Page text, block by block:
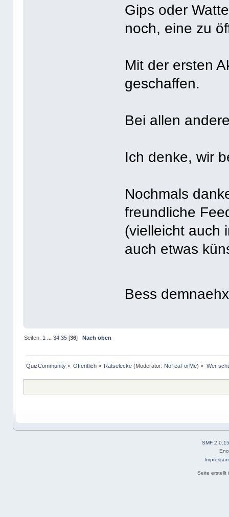
Gips oder
noch, eine zu
Mit der ersten
geschaffen.
Bei allen
Ich denke, wir
Nochmals
freundliche
(vielleicht auch
auch etwas
Bess
Seiten: 1 ... 34 35[36] Nach oben
QuizCommunity» Öffentlich » Rätselecke (Moderator: NoTeaForMe) » Wer
SMF 2.0.15
Seite erstellt